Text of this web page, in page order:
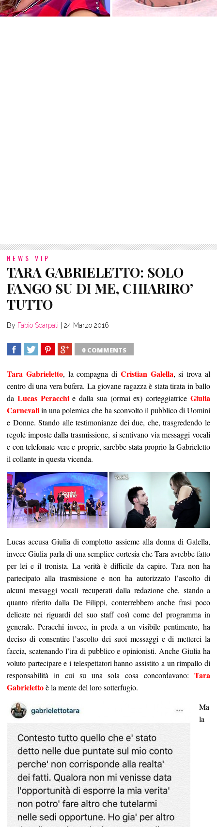
NEWS VIP
TARA GABRIELETTO: SOLO
FANGO SU DI ME, CHIARIRO’
TUTTO
By Fabio Scarpati 24 Marzo 2016
0 COMMENTS
Tara Gabrieletto, la compagna di Cristian Galella, si trova al
centro di una vera bufera. La giovane ragazza è stata tirata in ballo
da Lucas Peracchie dalla sua (ormai ex) corteggiatriceGiulia
Carnevaliin una polemica che ha sconvolto il pubblico di Uomini
e Donne.Stando alle testimonianze dei due, che, trasgredendo le
regole imposte dalla trasmissione, si sentivano via messaggi vocali
e con telefonate vere e proprie, sarebbe stata proprio la Gabrieletto
il collante in questa vicenda.
Lucas accusa Giulia di complotto assieme alla donna di Galella,
invece Giulia parla di una semplice cortesia che Tara avrebbe fatto
per lei e il tronista. La verità è difficile da capire. Tara non ha
partecipato alla trasmissione e non ha autorizzato l’ascolto di
alcuni messaggi vocali recuperati dalla redazione che, stando a
quanto riferito dalla De Filippi, conterrebbero anche frasi poco
delicate nei riguardi del suo staff così come del programma in
generale. Peracchi invece, in preda a un visibile pentimento, ha
deciso di consentire l’ascolto dei suoi messaggi e di metterci la
faccia, scatenando l’ira di pubblico e opinionisti. Anche Giulia ha
voluto partecipare e i telespettatori hanno assistito a un rimpallo di
responsabilità in cui su una sola cosa concordavano: Tara
Gabrielettoè la mente del loro sotterfugio.
Ma
la